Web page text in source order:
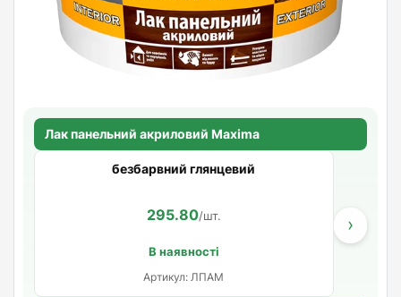
Лак панельний акриловий Maxima
безбарвний глянцевий
295.80/шт.
В наявності
Артикул: ЛПАМ
›